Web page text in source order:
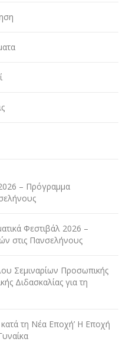
– Πρόγραμμα
Φεστιβάλ 2026 –
στις Πανσελήνους
Σεμιναρίων Προσωπικής
Διδασκαλίας για τη
τη Νέα Εποχή’ Η Εποχή